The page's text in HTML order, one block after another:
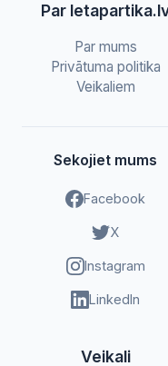
Par
Par mums
Privātuma politika
Veikaliem
Sekojiet mums
Facebook
X
Instagram
LinkedIn
Veikali